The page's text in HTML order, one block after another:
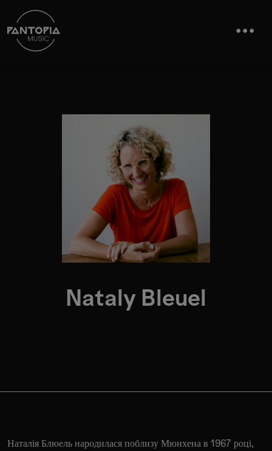
Nataly Bleuel
Наталія Блюель народилася поблизу Мюнхена в 1967 році,